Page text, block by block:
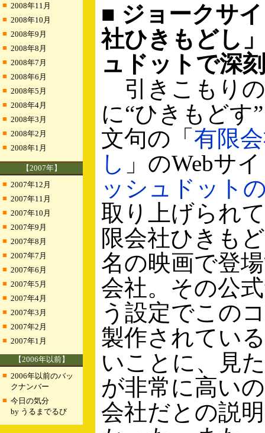
■ 2008年11月
■ 2008年10月
■ 2008年9月
■ 2008年8月
■ 2008年7月
■ 2008年6月
■ 2008年5月
■ 2008年4月
■ 2008年3月
■ 2008年2月
■ 2008年1月
【2007年】
■ 2007年12月
■ 2007年11月
■ 2007年10月
■ 2007年9月
■ 2007年8月
■ 2007年7月
■ 2007年6月
■ 2007年5月
■ 2007年4月
■ 2007年3月
■ 2007年2月
■ 2007年1月
【2006年以前】
■ 2006年以前のバッ
クナンバー
■ 今日の気分
by うるまでるび
■ ジョークサ
社ひきもどし
ュドットで深
引きこもり
に“ひきもどす
文句の「 有限
し 」のWebサ
ッシュドット
取り上げられ
限会社ひきも
名の映画で登
会社。その公
う設定でこの
製作されてい
いことに、見
が非常に高い
会社だとの説